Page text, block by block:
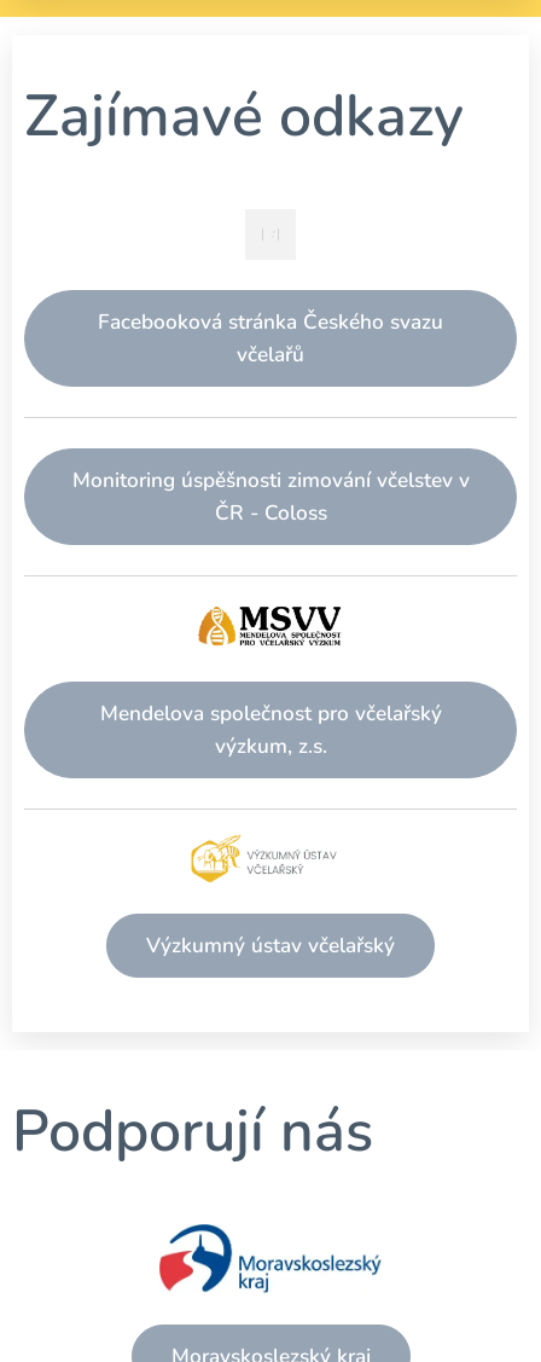
Zajímavé odkazy
Facebooková stránka Českého svazu
včelařů
Monitoring úspěšnosti zimování včelstev v
ČR - Coloss
Mendelova společnost pro včelařský
výzkum, z.s.
Výzkumný ústav včelařský
Podporují nás
Moravskoslezský kraj